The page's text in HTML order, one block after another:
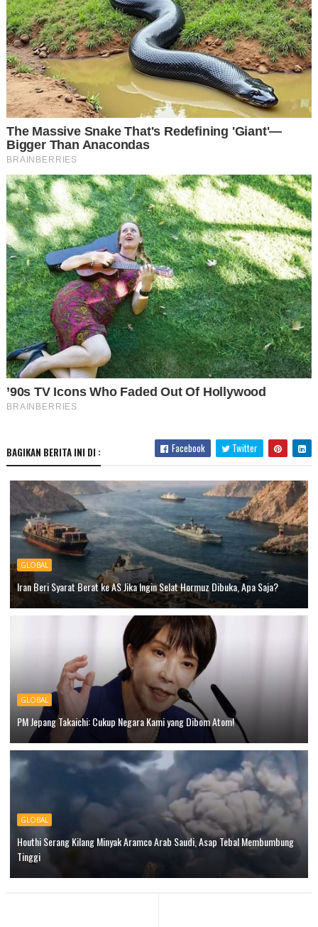
BAGIKAN BERITA INI DI : Facebook Twitter
GLOBAL
Iran Beri Syarat Berat ke AS Jika Ingin Selat Hormuz Dibuka, Apa Saja?
GLOBAL
PM Jepang Takaichi: Cukup Negara Kami yang Dibom Atom!
GLOBAL
Houthi Serang Kilang Minyak Aramco Arab Saudi, Asap Tebal Membumbung
Tinggi